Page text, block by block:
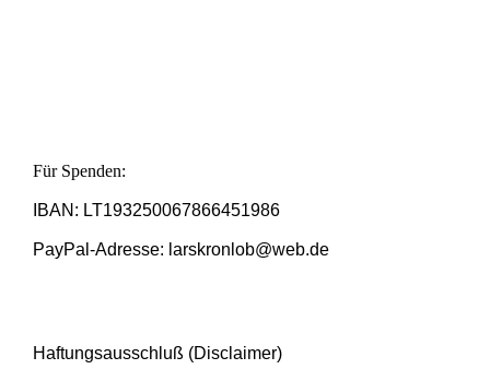
Für Spenden:
IBAN: LT193250067866451986
PayPal-Adresse: larskronlob@web.de
Haftungsausschluß (Disclaimer)